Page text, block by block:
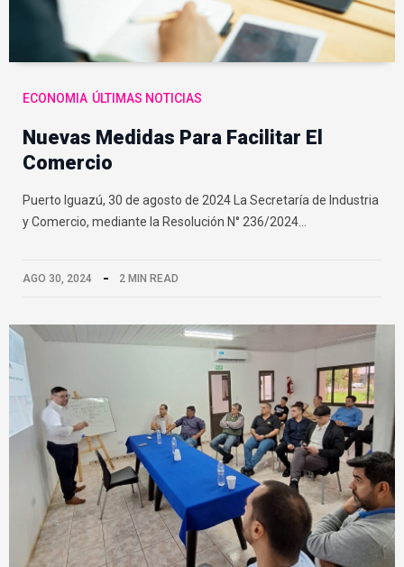
ECONOMIA ÚLTIMAS NOTICIAS
Nuevas Medidas Para Facilitar El
Comercio
Puerto Iguazú, 30 de agosto de 2024 La Secretaría de Industria
y Comercio, mediante la Resolución N° 236/2024…
AGO 30, 2024 2 MIN READ